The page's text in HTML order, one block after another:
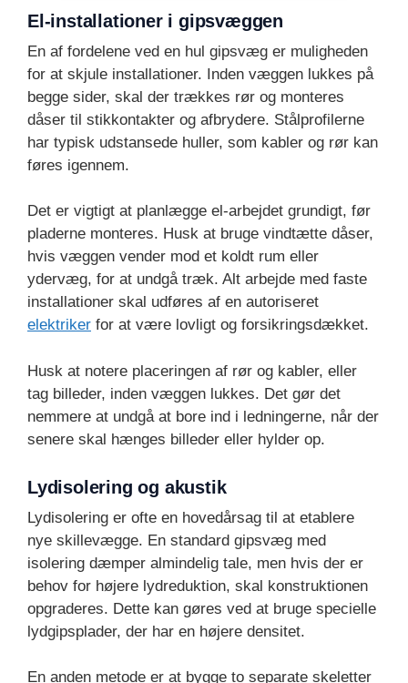
El-installationer i gipsvæggen
En af fordelene ved en hul gipsvæg er muligheden
for at skjule installationer. Inden væggen lukkes på
begge sider, skal der trækkes rør og monteres
dåser til stikkontakter og afbrydere. Stålprofilerne
har typisk udstansede huller, som kabler og rør kan
føres igennem.
Det er vigtigt at planlægge el-arbejdet grundigt, før
pladerne monteres. Husk at bruge vindtætte dåser,
hvis væggen vender mod et koldt rum eller
ydervæg, for at undgå træk. Alt arbejde med faste
installationer skal udføres af en autoriseret
elektriker for at være lovligt og forsikringsdækket.
Husk at notere placeringen af rør og kabler, eller
tag billeder, inden væggen lukkes. Det gør det
nemmere at undgå at bore ind i ledningerne, når der
senere skal hænges billeder eller hylder op.
Lydisolering og akustik
Lydisolering er ofte en hovedårsag til at etablere
nye skillevægge. En standard gipsvæg med
isolering dæmper almindelig tale, men hvis der er
behov for højere lydreduktion, skal konstruktionen
opgraderes. Dette kan gøres ved at bruge specielle
lydgipsplader, der har en højere densitet.
En anden metode er at bygge to separate skeletter